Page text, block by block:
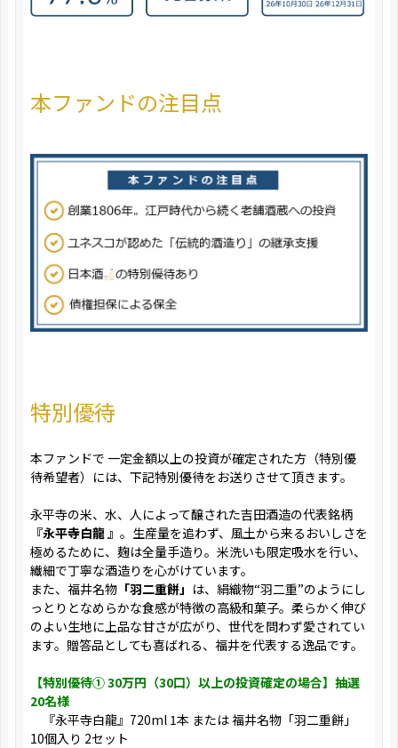
本ファンドの注目点
特別優待
本ファンドで 一定金額以上の投資が確定された方（特別優
待希望者）には、下記特別優待をお送りさせて頂きます。
永平寺の米、水、人によって醸された吉田酒造の代表銘柄
『永平寺白龍 』 。生産量を追わず、風土から来るおいしさを
極めるために、麹は全量手造り。米洗いも限定吸水を行い、
繊細で丁寧な酒造りを心がけています。
また、福井名物 「羽二重餅」 は、絹織物“羽二重”のようにし
っとりとなめらかな食感が特徴の高級和菓子。柔らかく伸び
のよい生地に上品な甘さが広がり、世代を問わず愛されてい
ます。贈答品としても喜ばれる、福井を代表する逸品です。
【特別優待① 30万円（30口）以上の投資確定の場合】抽選
20名様
『永平寺白龍』720ml 1本 または 福井名物「羽二重餅」
10個入り 2セット